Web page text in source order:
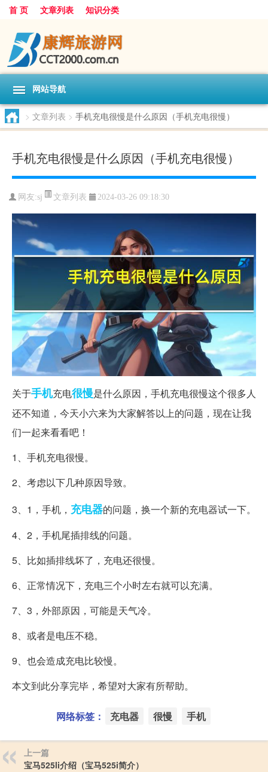
首 页 文章列表 知识分类
网站导航
> 文章列表 > 手机充电很慢是什么原因（手机充电很慢）
手机充电很慢是什么原因（手机充电很慢）
网友:sj 文章列表 2024-03-26 09:18:30
关于手机充电很慢是什么原因，手机充电很慢这个很多人
还不知道，今天小六来为大家解答以上的问题，现在让我
们一起来看看吧！
1、手机充电很慢。
2、考虑以下几种原因导致。
3、1，手机， 充电器的问题，换一个新的充电器试一下。
4、2，手机尾插排线的问题。
5、比如插排线坏了，充电还很慢。
6、正常情况下，充电三个小时左右就可以充满。
7、3，外部原因，可能是天气冷。
8、或者是电压不稳。
9、也会造成充电比较慢。
本文到此分享完毕，希望对大家有所帮助。
网络标签： 充电器 很慢 手机
上一篇
宝马525li介绍（宝马525i简介）